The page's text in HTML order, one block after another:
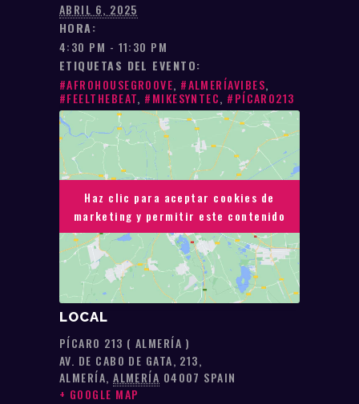
ABRIL 6, 2025
HORA:
4:30 PM - 11:30 PM
ETIQUETAS DEL EVENTO:
#AFROHOUSEGROOVE, #ALMERÍAVIBES,
#FEELTHEBEAT, #MIKESYNTEC, #PÍCARO213
LOCAL
PÍCARO 213 ( ALMERÍA )
AV. DE CABO DE GATA, 213,
ALMERÍA, ALMERÍA 04007 SPAIN
+ GOOGLE MAP
Haz clic para aceptar cookies de
marketing y permitir este contenido
Haz clic para aceptar cookies de
marketing y permitir este contenido